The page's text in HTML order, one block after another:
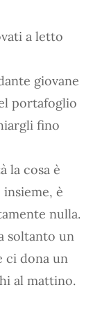
a letto
giovane
portafoglio
fino
la cosa è
è
nulla.
soltanto un
ci dona un
al mattino.